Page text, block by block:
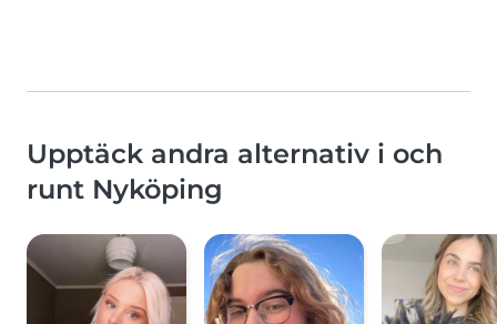
Upptäck andra alternativ i och
runt Nyköping